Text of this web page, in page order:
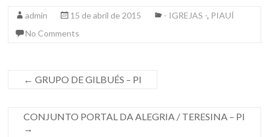
admin 15 de abril de 2015 - IGREJAS -, PIAUÍ
No Comments
← GRUPO DE GILBUÉS – PI
CONJUNTO PORTAL DA ALEGRIA / TERESINA – PI
→